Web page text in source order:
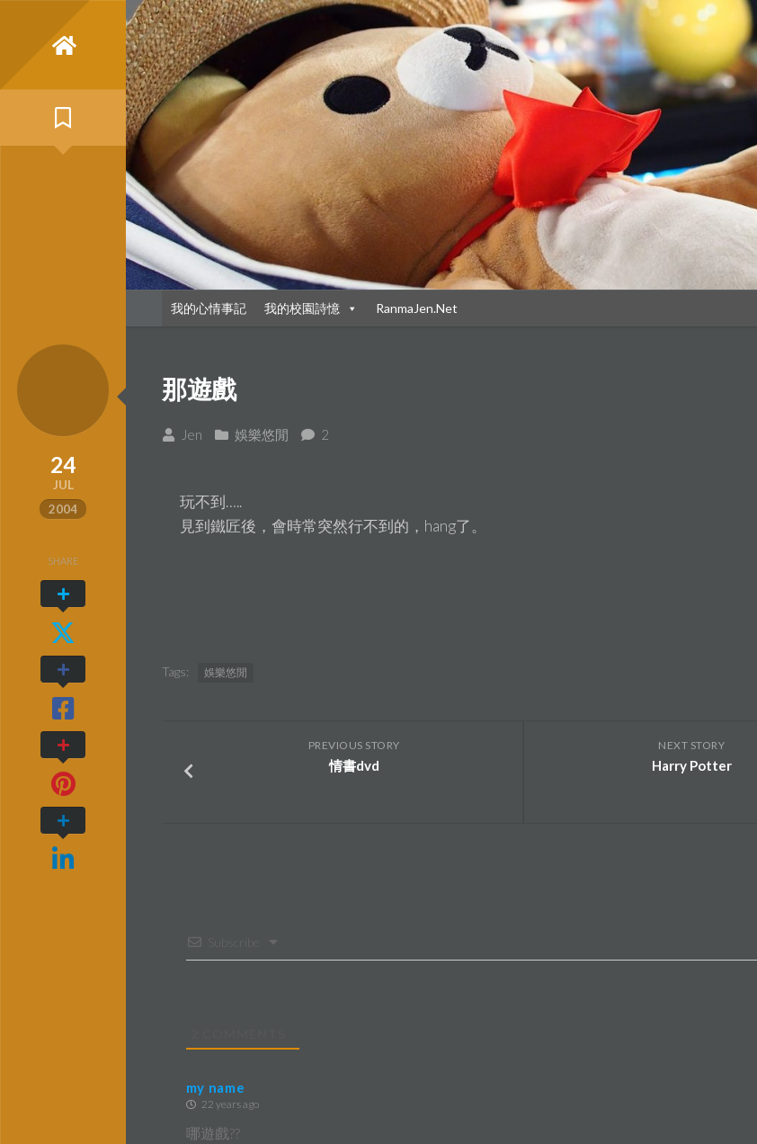
我的心情事記 我的校園詩憶 RanmaJen.Net
24
JUL
2004
那遊戲
Jen 娛樂悠閒 2
玩不到…..
見到鐵匠後，會時常突然行不到的，hang了。
Tags: 娛樂悠閒
SHARE
NEXT STORY
Harry Potter
PREVIOUS STORY
情書dvd
my name
22 years ago
哪遊戲??